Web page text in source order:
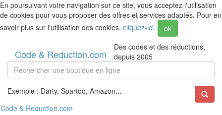
En poursuivant votre navigation sur ce site, vous acceptez l'utilisation
de cookies pour vous proposer des offres et services adaptés. Pour en
savoir plus sur l'utilisation des cookies, cliquez-ici. ok
Code & Reduction.com
Des codes et des réductions,
depuis 2005
Exemple : Darty, Spartoo, Amazon...
Code & Reduction.com